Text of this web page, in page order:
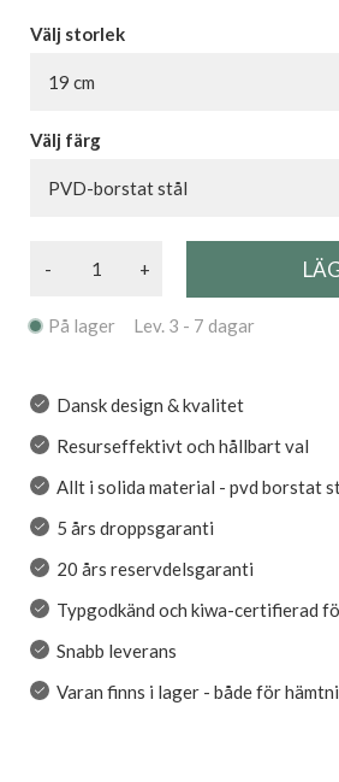
Välj storlek
19 cm
Välj färg
PVD-borstat stål
- +
På lager Lev. 3 - 7 dagar
Dansk design & kvalitet
Resurseffektivt och hållbart val
Allt i solida material - pvd borstat
5 års droppsgaranti
20 års reservdelsgaranti
Typgodkänd och kiwa-certifierad
Snabb leverans
Varan finns i lager - både för